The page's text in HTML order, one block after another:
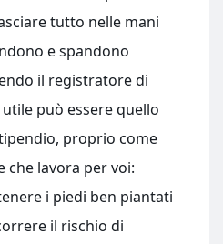
tutto nelle mani
e spandono
il registratore di
può essere quello
proprio come
che lavora per voi:
i piedi ben piantati
il rischio di